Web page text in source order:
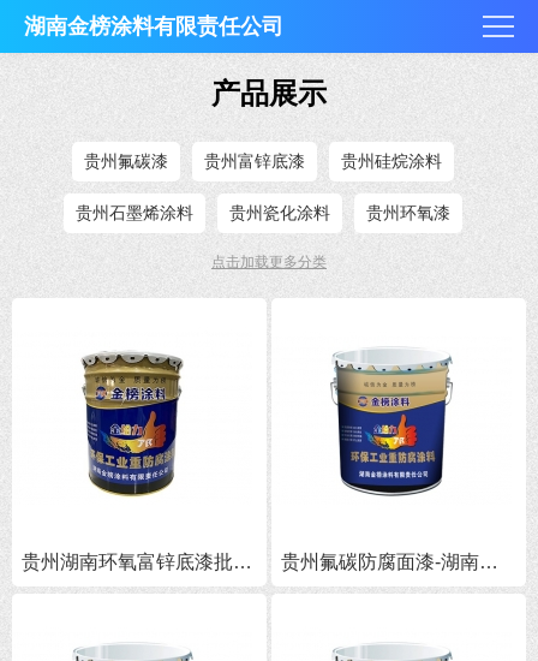
湖南金榜涂料有限责任公司
产品展示
贵州氟碳漆 贵州富锌底漆 贵州硅烷涂料
贵州石墨烯涂料 贵州瓷化涂料 贵州环氧漆
贵州地坪漆 贵州丙烯酸漆 贵州聚氨酯漆
贵州耐高温漆 贵州醇酸漆
贵州防锈漆 贵州其他涂料
点击加载更多分类
贵州湖南环氧富锌底漆批发-湖南富锌环氧防锈底漆价格 贵州氟碳防腐面漆-湖南氟碳防腐面漆批发